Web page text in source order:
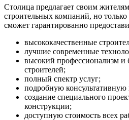
Столица предлагает своим
строительных компаний, но
сможет гарантированно
высококачественные
лучшие современные
высокий профессионализм
строителей;
полный спектр услуг;
подробную
создание специального
конструкции;
доступную стоимость всех